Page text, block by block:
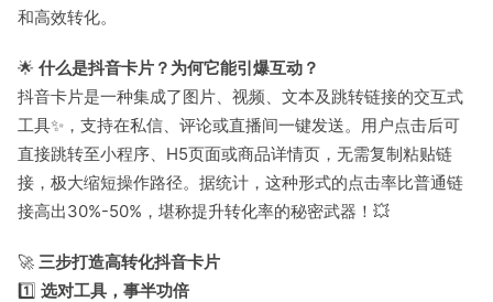
和高效转化。
🌟 什么是抖音卡片？为何它能引爆互动？
抖音卡片是一种集成了图片、视频、文本及跳转链接的交互式
工具✨，支持在私信、评论或直播间一键发送。用户点击后可
直接跳转至小程序、H5页面或商品详情页，无需复制粘贴链
接，极大缩短操作路径。据统计，这种形式的点击率比普通链
接高出30%-50%，堪称提升转化率的秘密武器！💥
🚀 三步打造高转化抖音卡片
1️⃣ 选对工具，事半功倍